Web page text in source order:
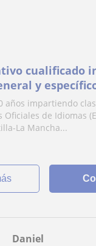
cualificado
y
científico,...)
años impartiendo
Oficiales de Idiomas
La Mancha...
Daniel